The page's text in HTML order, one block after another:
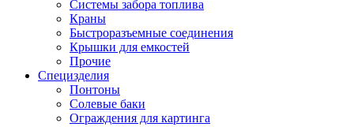
Системы забора топлива
Краны
Быстроразъемные соединения
Крышки для емкостей
Прочие
Специзделия
Понтоны
Солевые баки
Ограждения для картинга